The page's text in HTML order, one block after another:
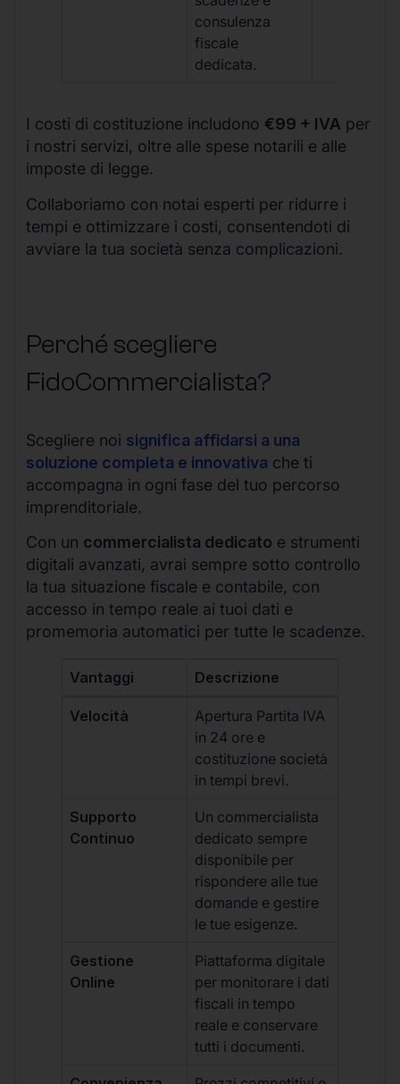
consulenza
fiscale
dedicata.
I costi di costituzione includono €99 + IVA per
i nostri servizi, oltre alle spese notarili e alle
imposte di legge.
Collaboriamo con notai esperti per ridurre i
tempi e ottimizzare i costi, consentendoti di
avviare la tua società senza complicazioni.
Perché scegliere
FidoCommercialista?
Scegliere noi significa affidarsi a una
soluzione completa e innovativa che ti
accompagna in ogni fase del tuo percorso
imprenditoriale.
Con un commercialista dedicato e strumenti
digitali avanzati, avrai sempre sotto controllo
la tua situazione fiscale e contabile, con
accesso in tempo reale ai tuoi dati e
promemoria automatici per tutte le scadenze.
Vantaggi Descrizione
Velocità
Apertura Partita IVA
in 24 ore e
costituzione società
in tempi brevi.
Supporto
Continuo
Un commercialista
dedicato sempre
disponibile per
rispondere alle tue
domande e gestire
le tue esigenze.
Gestione
Online
Piattaforma digitale
per monitorare i dati
fiscali in tempo
reale e conservare
tutti i documenti.